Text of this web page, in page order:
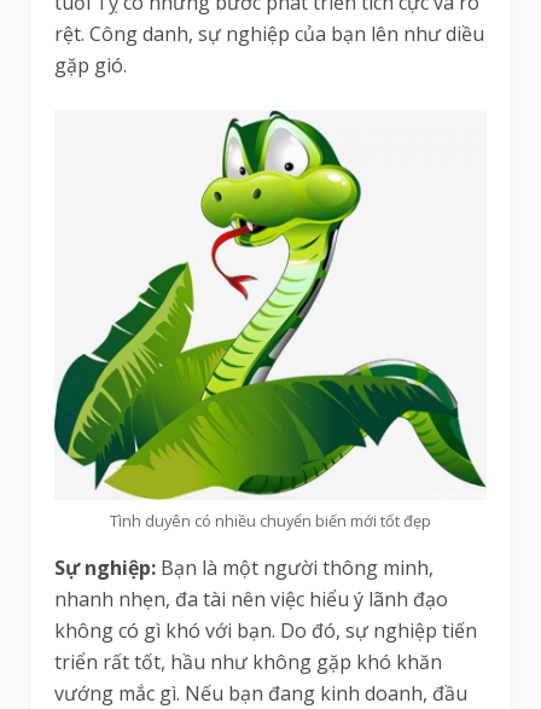
rệt. Công danh, sự nghiệp của bạn lên như diều
gặp gió.
Tình duyên có nhiều chuyển biến mới tốt đẹp
Sự nghiệp: Bạn là một người thông minh,
nhanh nhẹn, đa tài nên việc hiểu ý lãnh đạo
không có gì khó với bạn. Do đó, sự nghiệp tiến
triển rất tốt, hầu như không gặp khó khăn
vướng mắc gì. Nếu bạn đang kinh doanh, đầu